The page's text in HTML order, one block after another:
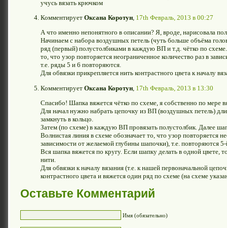
учусь вязать крючком
Комментирует Оксана Коротун 17th Февраль, 2013 в 00:27
А что именно непонятного в описании? Я, вроде, нарисовала
Начинаем с набора воздушных петель (чуть больше объёма
ряд (первый) полустолбиками в каждую ВП и т.д. чётко по
то, что узор повторяется неограниченное количество раз в
т.е. ряды 5 и 6 повторяются.
Для обвязки прикрепляется нить контрастного цвета к началу
Комментирует Оксана Коротун 17th Февраль, 2013 в 13:30
Спасибо! Шапка вяжется чётко по схеме, я собственно по мере
Для начал нужно набрать цепочку из ВП (воздушных петель)
замкнуть в кольцо.
Затем (по схеме) в каждую ВП провязать полустолбик. Далее
Волнистая линия в схеме обозначает то, что узор повторяется
зависимости от желаемой глубины шапочки), т.е. повторяются
Вся шапка вяжется по кругу. Если шапку делать в одной цвете,
нити.
Для обвязки к началу вязания (т.е. к нашей первоначальной
контрастного цвета и вяжется один ряд по схеме (на схеме
Оставьте Комментарий
Имя (обязательно)